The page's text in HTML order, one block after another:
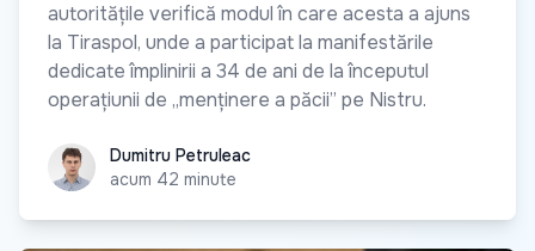
autoritățile verifică modul în care acesta a ajuns
la Tiraspol, unde a participat la manifestările
dedicate împlinirii a 34 de ani de la începutul
operațiunii de „menținere a păcii” pe Nistru.
Dumitru Petruleac
Dumitru Petruleac
acum 42 minute